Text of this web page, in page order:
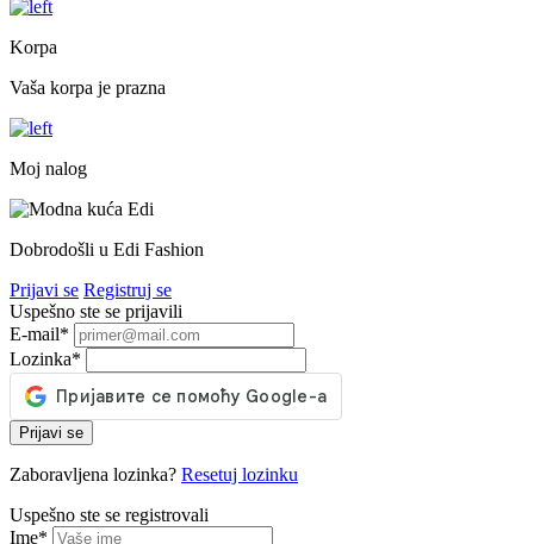
Korpa
Vaša korpa je prazna
Moj nalog
Dobrodošli u Edi Fashion
Prijavi se Registruj se
Uspešno ste se prijavili
E-mail*
Lozinka*
Prijavi se
Zaboravljena lozinka? Resetuj lozinku
Uspešno ste se registrovali
Ime*